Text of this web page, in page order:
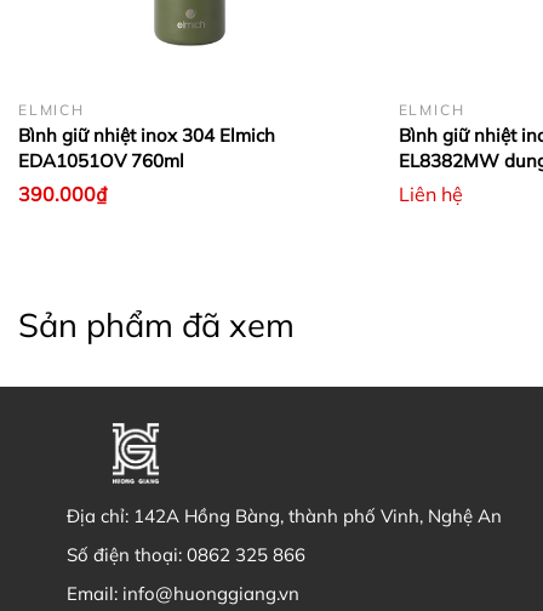
ELMICH
Bình giữ nhiệt inox 304 Elmich
EDA1051OV 760ml
390.000₫
ELMICH
Bình giữ nhiệt
EL8382MW
Liên hệ
Sản phẩm đã xem
Địa chỉ: 142A Hồng Bàng, thành phố Vinh, Nghệ An
Số điện thoại: 0862 325 866
Email: info@huonggiang.vn